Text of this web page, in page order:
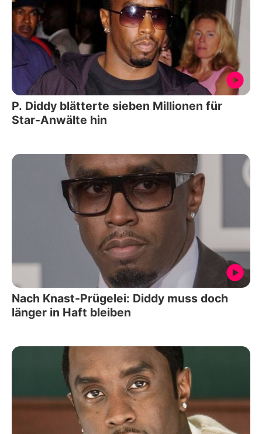
P. Diddy blätterte sieben Millionen für
Star-Anwälte hin
Nach Knast-Prügelei: Diddy muss doch
länger in Haft bleiben